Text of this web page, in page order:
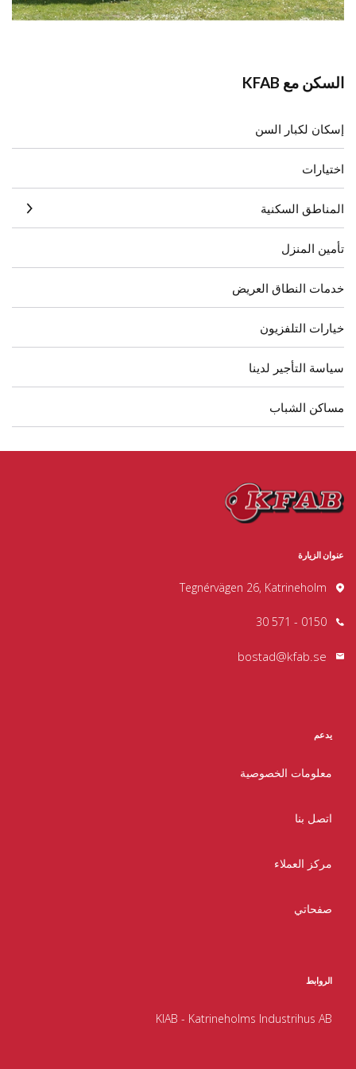
السكن مع KFAB
إسكان لكبار السن
اختيارات
المناطق السكنية
تأمين المنزل
خدمات النطاق العريض
خيارات التلفزيون
سياسة التأجير لدينا
مساكن الشباب
عنوان الزيارة
Tegnérvägen 26, Katrineholm
0150 - 571 30
bostad@kfab.se
يدعم
معلومات الخصوصية
اتصل بنا
مركز العملاء
صفحاتي
الروابط
KIAB - Katrineholms Industrihus AB